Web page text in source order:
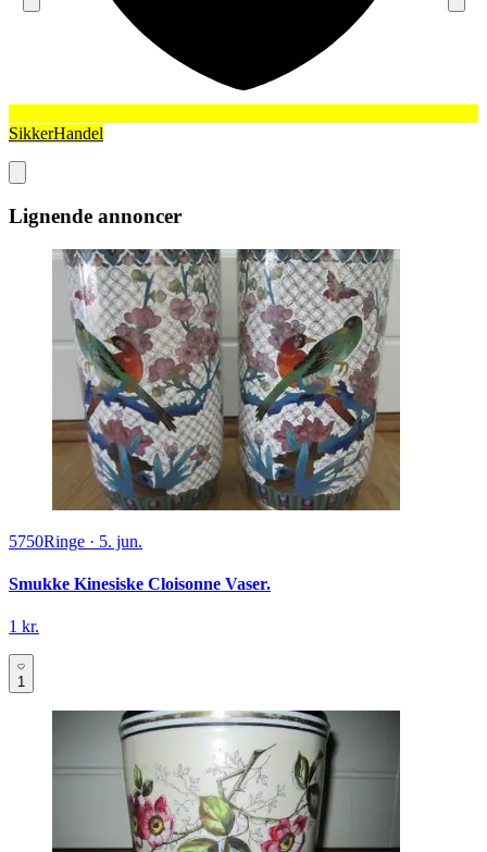
SikkerHandel
Lignende annoncer
5750Ringe · 5. jun.
Smukke Kinesiske Cloisonne Vaser.
1 kr.
1